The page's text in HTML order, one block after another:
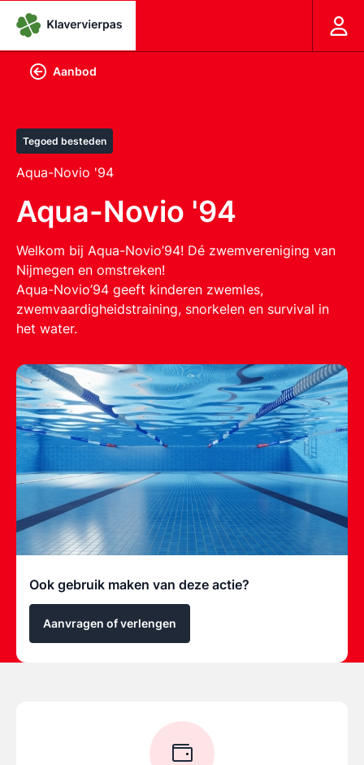
Aanbod
Tegoed besteden
Aqua-Novio '94
Aqua-Novio '94
Welkom bij Aqua-Novio’94! Dé zwemvereniging van
Nijmegen en omstreken!
Aqua-Novio’94 geeft kinderen zwemles,
zwemvaardigheidstraining, snorkelen en survival in
het water.
Ook gebruik maken van deze actie?
Aanvragen of verlengen